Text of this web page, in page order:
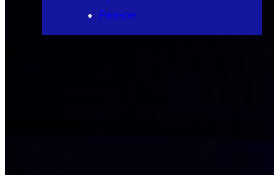
Разное